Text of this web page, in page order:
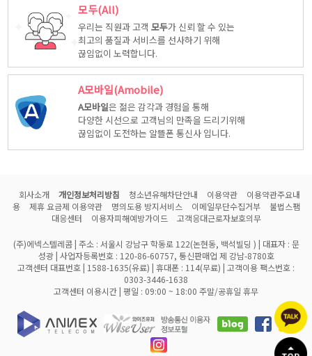
모두(All)
우리는 직원과 고객모두가 신뢰 할 수 있는
최고의 품질과 서비스를 선사하기 위해
끊임없이 노력합니다.
A모바일(Amobile)
A모바일은 젊은 감각과 경험을 통해
다양한 시선으로 고객님의 만족을 드리기위해
끊임없이 도전하는 알뜰폰 통신사 입니다.
회사소개 개인정보처리방침 청소년유해차단안내 이용약관
이용약관주요내
용
제휴 요금제 이용약관 명의도용 방지서비스 이메일무단수집거부
불법스팸
대응센터
이용자피해예방가이드 고객응대근로자보호의무
(주)에넥스텔레콤 | 주소 : 서울시 강남구 학동로 122(논현동, 백석빌딩 ) | 대표자 : 문
성광 | 사업자등록번호 : 120-86-60757, 통신판매업 제 강남-8780호
고객센터 대표번호 | 1588-1635(유료) | 휴대폰 : 114(무료) | 고객이용 팩스번호 :
0303-3446-1638
고객센터 이용시간 | 평일 : 09:00 ~ 18:00 주말/공휴일 휴무